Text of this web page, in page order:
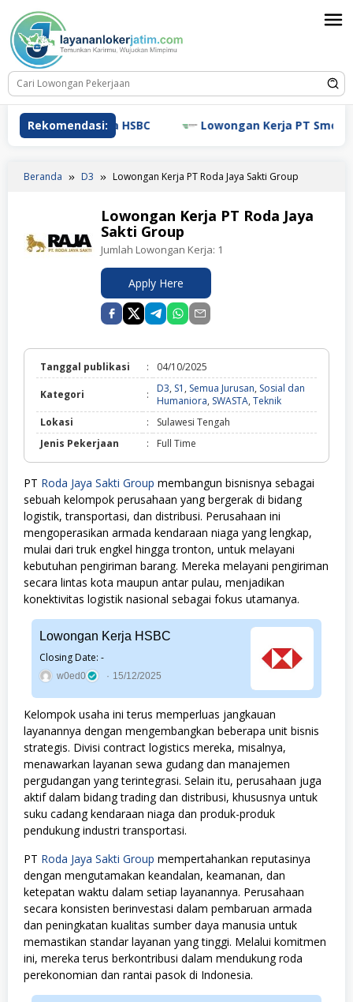
konten
Rekomendasi:
Kerja HSBC Lowongan Kerja PT Smoore
Beranda D3 Lowongan Kerja PT Roda Jaya Sakti Group
Lowongan Kerja PT Roda Jaya
Sakti Group
Jumlah Lowongan Kerja: 1
Apply Here
Tanggal publikasi : 04/10/2025
Kategori : D3, S1 , Semua Jurusan, Sosial dan
Humaniora, SWASTA, TeknikD3,
S1,
Jurusan,
dan
Humaniora,
SWASTA,
Teknik
Lokasi :
Sulawesi Tengah
Jenis Pekerjaan
: Full Time
PT Roda Jaya Sakti Group membangun bisnisnya sebagai
sebuah kelompok perusahaan yang bergerak di bidang
logistik, transportasi, dan distribusi. Perusahaan ini
mengoperasikan armada kendaraan niaga yang lengkap,
mulai dari truk engkel hingga tronton, untuk melayani
kebutuhan pengiriman barang. Mereka melayani pengiriman
secara lintas kota maupun antar pulau, menjadikan
konektivitas logistik nasional sebagai fokus utamanya.
Lowongan Kerja HSBC
Closing Date: -
w0ed0 15/12/2025
Kelompok usaha ini terus memperluas jangkauan
layanannya dengan mengembangkan beberapa unit bisnis
strategis. Divisi contract logistics mereka, misalnya,
menawarkan layanan sewa gudang dan manajemen
pergudangan yang terintegrasi. Selain itu, perusahaan juga
aktif dalam bidang trading dan distribusi, khususnya untuk
suku cadang kendaraan niaga dan produk-produk
pendukung industri transportasi.
PT Roda Jaya Sakti Group mempertahankan reputasinya
dengan mengutamakan keandalan, keamanan, dan
ketepatan waktu dalam setiap layanannya. Perusahaan
secara konsisten berinvestasi dalam pembaruan armada
dan peningkatan kualitas sumber daya manusia untuk
memastikan standar layanan yang tinggi. Melalui komitmen
ini, mereka terus berkontribusi dalam mendukung roda
perekonomian dan rantai pasok di Indonesia.